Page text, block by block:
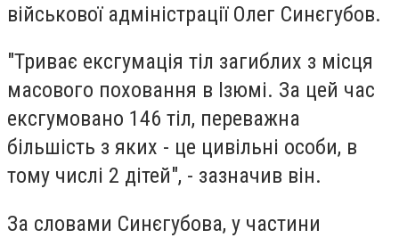
військової адміністрації Олег Синєгубов.
"Триває ексгумація тіл загиблих з місця
масового поховання в Ізюмі. За цей час
ексгумовано 146 тіл, переважна
більшість з яких - це цивільні особи, в
тому числі 2 дітей", - зазначив він.
За словами Синєгубова, у частини